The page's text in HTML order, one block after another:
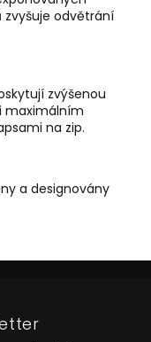
odvětrání
zvýšenou
maximálním
na zip.
a designovány